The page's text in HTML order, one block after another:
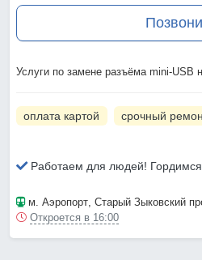
Услуги по замене разъёма mini-USB
оплата картой срочный
Работаем для людей!
м. Аэропорт, Старый Зыковский
Откроется в 16:00